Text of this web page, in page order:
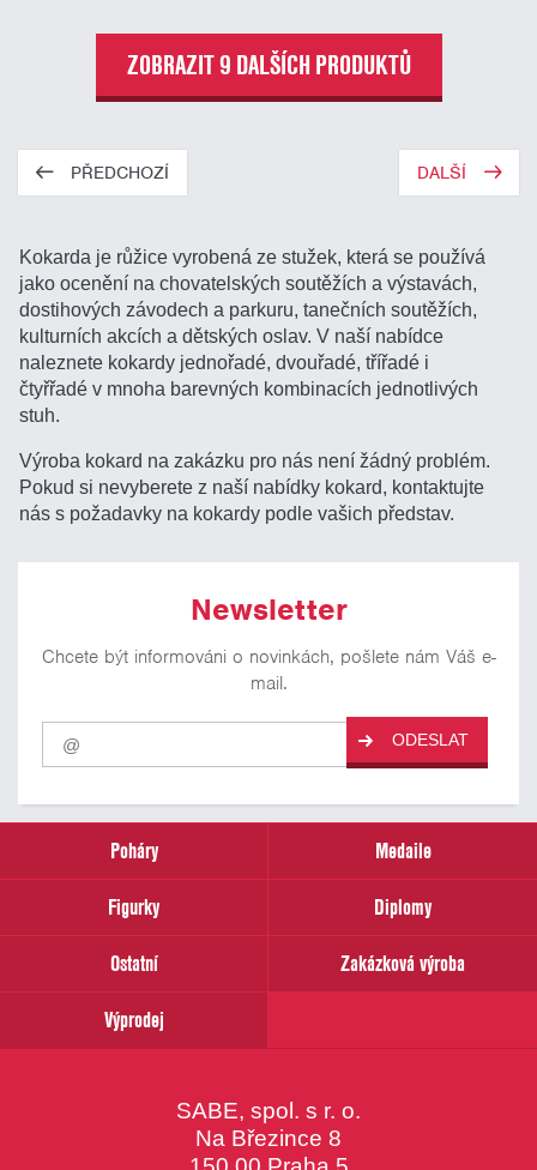
ZOBRAZIT 9 DALŠÍCH PRODUKTŮ
PŘEDCHOZÍ DALŠÍ
Kokarda je růžice vyrobená ze stužek, která se používá
jako ocenění na chovatelských soutěžích a výstavách,
dostihových závodech a parkuru, tanečních soutěžích,
kulturních akcích a dětských oslav. V naší nabídce
naleznete kokardy jednořadé, dvouřadé, třířadé i
čtyřřadé v mnoha barevných kombinacích jednotlivých
stuh.
Výroba kokard na zakázku pro nás není žádný problém.
Pokud si nevyberete z naší nabídky kokard, kontaktujte
nás s požadavky na kokardy podle vašich představ.
Newsletter
Chcete být informováni o novinkách, pošlete nám Váš e-
mail.
Pro
odběr
našich
email
ODESLAT
Poháry
Medaile
Figurky
Diplomy
Ostatní
Zakázková výroba
Výprodej
SABE, spol. s r. o.
Na Březince 8